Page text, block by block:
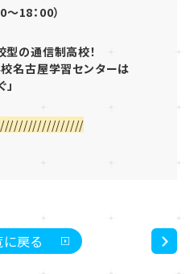
18：00）
の通信制高校！
名古屋学習センターは
戻る